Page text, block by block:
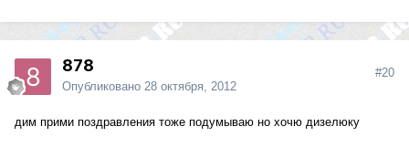
878
Опубликовано 28 октября, 2012
#20
дим прими поздравления тоже подумываю но хочю дизелюку